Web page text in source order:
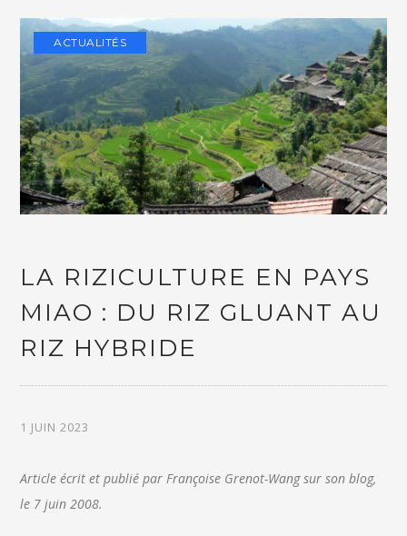
ACTUALITÉS
LA RIZICULTURE EN PAYS
MIAO : DU RIZ GLUANT AU
RIZ HYBRIDE
1 JUIN 2023
Article écrit et publié par Françoise Grenot-Wang sur son blog,
le 7 juin 2008.